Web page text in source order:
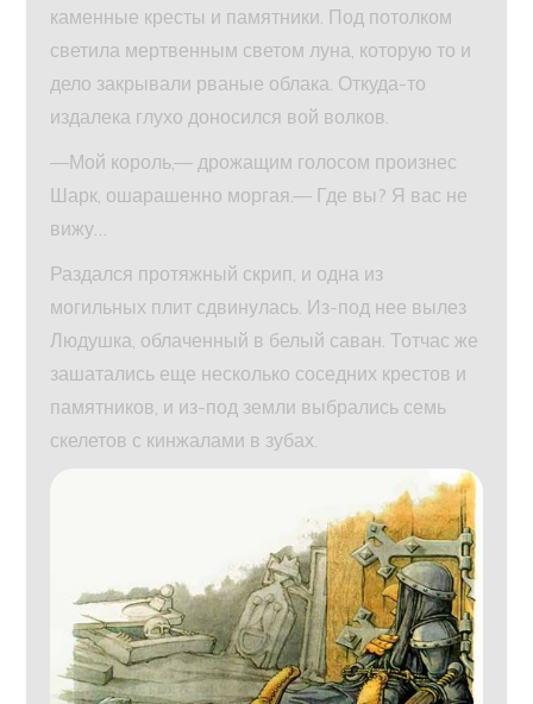
каменные кресты и памятники. Под потолком
светила мертвенным светом луна, которую то и
дело закрывали рваные облака. Откуда-то
издалека глухо доносился вой волков.
—Мой король,— дрожащим голосом произнес
Шарк, ошарашенно моргая.— Где вы? Я вас не
вижу…
Раздался протяжный скрип, и одна из
могильных плит сдвинулась. Из-под нее вылез
Людушка, облаченный в белый саван. Тотчас же
зашатались еще несколько соседних крестов и
памятников, и из-под земли выбрались семь
скелетов с кинжалами в зубах.